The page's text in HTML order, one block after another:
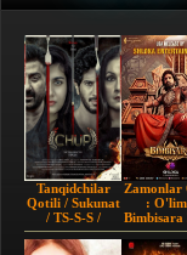
Tanqidchilar
Qotili / Sukunat
/ TS-S-S /
Jimjitlik
Ortidagi Sir /
Zamonlar
:
Bimbisara
Hind
Uzbek